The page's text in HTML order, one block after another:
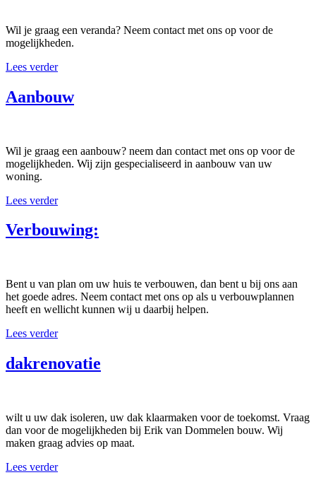
Wil je graag een veranda? Neem contact met ons op voor de
mogelijkheden.
Lees verder
Aanbouw
Wil je graag een aanbouw? neem dan contact met ons op voor de
mogelijkheden. Wij zijn gespecialiseerd in aanbouw van uw
woning.
Lees verder
Verbouwing:
Bent u van plan om uw huis te verbouwen, dan bent u bij ons aan
het goede adres. Neem contact met ons op als u verbouwplannen
heeft en wellicht kunnen wij u daarbij helpen.
Lees verder
dakrenovatie
wilt u uw dak isoleren, uw dak klaarmaken voor de toekomst. Vraag
dan voor de mogelijkheden bij Erik van Dommelen bouw. Wij
maken graag advies op maat.
Lees verder